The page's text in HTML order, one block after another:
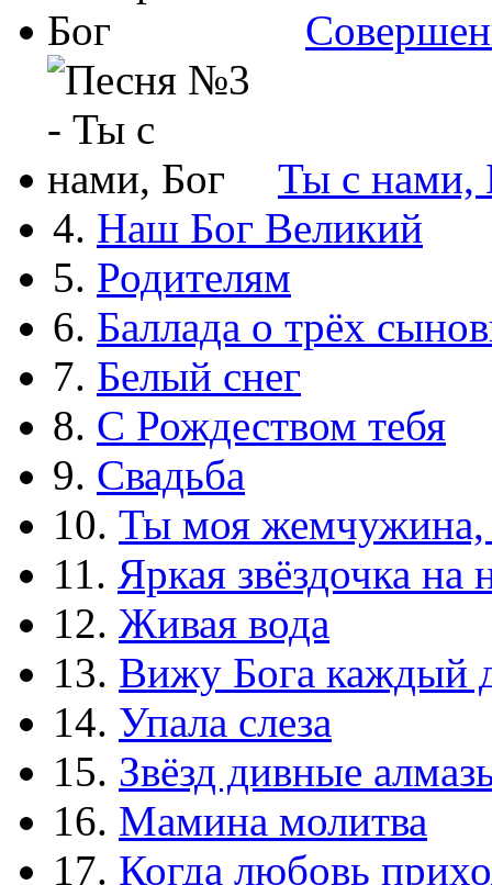
Ты с нами,
4. Наш Бог Великий
5. Родителям
6. Баллада о трёх
7. Белый снег
8. С Рождеством тебя
9. Свадьба
10. Ты моя жемчужина,
11. Яркая звёздочка на
12. Живая вода
13. Вижу Бога каждый
14. Упала слеза
15. Звёзд дивные
16. Мамина молитва
17. Когда любовь